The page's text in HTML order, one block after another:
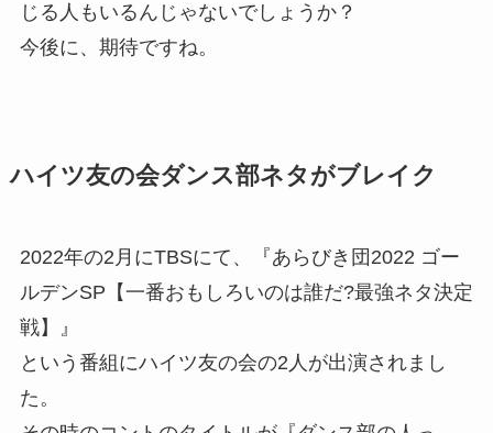
じる人もいるんじゃないでしょうか？
今後に、期待ですね。
ハイツ友の会ダンス部ネタがブレイク
2022年の2月にTBSにて、『あらびき団2022 ゴー
ルデンSP【一番おもしろいのは誰だ?最強ネタ決定
戦】』
という番組にハイツ友の会の2人が出演されまし
た。